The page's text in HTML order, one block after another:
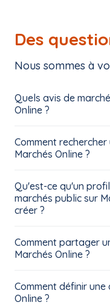
Des
Nous sommes à
Quels avis de
Online ?
Comment
Marchés Online ?
Qu'est-ce qu'un
marchés public sur
créer ?
Comment partager
Marchés Online ?
Comment définir
Online ?